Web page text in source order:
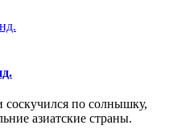
соскучился по солнышку,
азиатские страны.